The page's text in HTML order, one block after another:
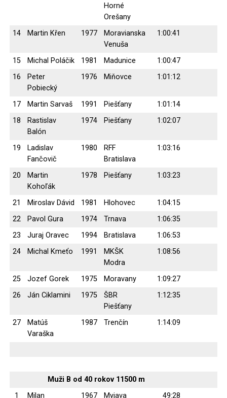
Horné
Orešany
14 Martin Křen 1977
Moravianska
Venuša
1:00:41
15 Michal Poláčik 1981 Madunice
1:00:47
16
Peter
Pobiecký
1976 Miňovce 1:01:12
17 Martin Sarvaš 1991 Piešťany
1:01:14
18
Rastislav
Balón
1974 Piešťany 1:02:07
19
Ladislav
Fančovič
1980
RFF
Bratislava
1:03:16
20
Martin
Kohoľák
1978 Piešťany 1:03:23
21 Miroslav Dávid 1981 Hlohovec
1:04:15
22
Pavol Gura 1974 Trnava
1:06:35
23
Juraj Oravec 1994 Bratislava
1:06:53
24
Michal Kmeťo 1991
MKŠK
Modra
1:08:56
25 Jozef Gorek 1975 Moravany
1:09:27
26
Ján Ciklamini 1975
ŠBR
Piešťany
1:12:35
27
Matúš
Varaška
1987 Trenčín 1:14:09
Muži B od 40 rokov 11500 m
1
Milan
1967 Myjava 49:28